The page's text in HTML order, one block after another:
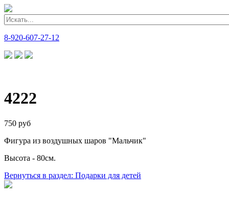
8-920-607-27-12
4222
750 руб
Фигура из воздушных шаров "Мальчик"
Высота - 80см.
Вернуться в раздел: Подарки для детей